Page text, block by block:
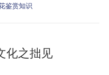
鉴赏知识
化之拙见